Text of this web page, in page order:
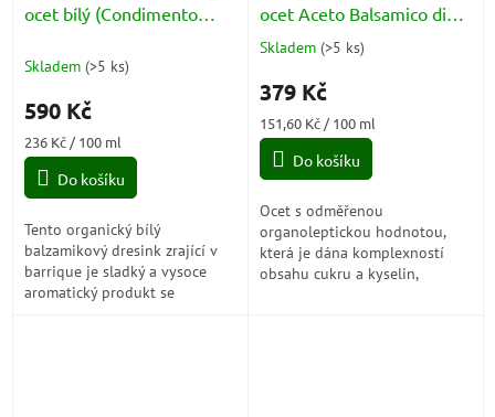
ocet bílý (Condimento
250ml
Skladem (>5 ks)
590 Kč
Měrná
cena:
236 Kč / 100 ml
Do košíku
Tento organický bílý
balzamikový dresink zrající v
barrique je sladký a vysoce
aromatický produkt se
ocet Aceto Balsamico di
Modena IGP Calamaio
Senso Azzuro 250ml
Průměrné
produktu
2,0
5
Skladem (>5 ks)
379 Kč
Měrná
cena:
151,60 Kč / 100 ml
Do košíku
Ocet s odměřenou
organoleptickou hodnotou,
která je dána komplexností
obsahu cukru a kyselin,